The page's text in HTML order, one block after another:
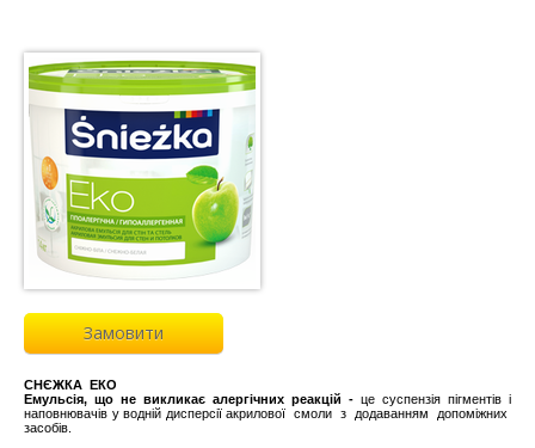
Замовити
СНЄЖКА
ЕКО
Емульсія, що не викликає алергічних реакцій - це суспензія пігментів і
наповнювачів у водній дисперсії акрилової смоли з додаванням допоміжних
засобів.